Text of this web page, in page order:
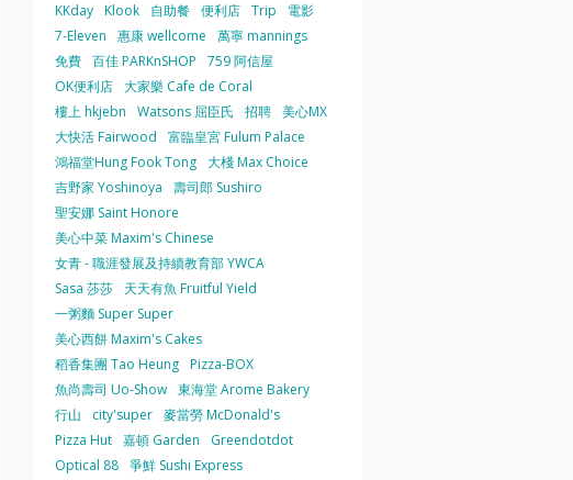
KKday Klook 自助餐 便利店 Trip
電影
7-Eleven
惠康 wellcome
萬寧 mannings
免費 百佳 PARKnSHOP
759 阿信屋
OK便利店 大家樂 Cafe de Coral
樓上 hkjebn
Watsons 屈臣氏 招聘 美心MX
大快活 Fairwood
富臨皇宮 Fulum Palace
鴻福堂Hung Fook Tong 大棧 Max Choice
吉野家 Yoshinoya
壽司郎 Sushiro
聖安娜 Saint Honore
美心中菜 Maxim's Chinese
女青 - 職涯發展及持續教育部 YWCA
Sasa 莎莎
天天有魚 Fruitful Yield
一粥麵 Super Super
美心西餅 Maxim's Cakes
稻香集團 Tao Heung Pizza-BOX
魚尚壽司 Uo-Show 東海堂 Arome Bakery
行山
city'super 麥當勞 McDonald's
Pizza Hut 嘉頓 Garden
Greendotdot
Optical 88 爭鮮 Sushi Express